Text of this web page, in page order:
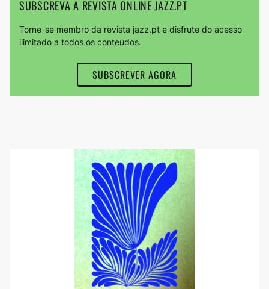
SUBSCREVA A REVISTA ONLINE JAZZ.PT
Torne-se membro da revista jazz.pt e disfrute do acesso
ilimitado a todos os conteúdos.
SUBSCREVER AGORA